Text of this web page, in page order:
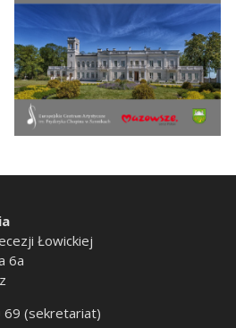
Łowickiej
6a
(sekretariat)